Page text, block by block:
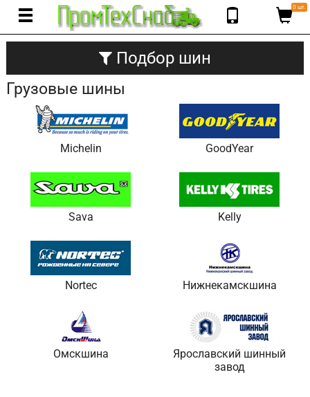
0 шт.
Подбор шин
Грузовые шины
Michelin GoodYear
Sava Kelly
Nortec Нижнекамскшина
Омскшина
Ярославский шинный
завод